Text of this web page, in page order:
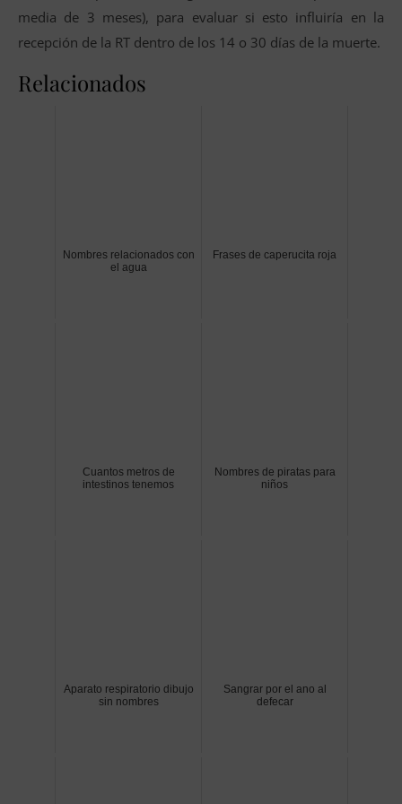
media de 3 meses), para evaluar si esto influiría en la
recepción de la RT dentro de los 14 o 30 días de la muerte.
Relacionados
Nombres relacionados con
el agua
Frases de caperucita roja
Cuantos metros de
intestinos tenemos
Nombres de piratas para
niños
Aparato respiratorio dibujo
sin nombres
Sangrar por el ano al
defecar